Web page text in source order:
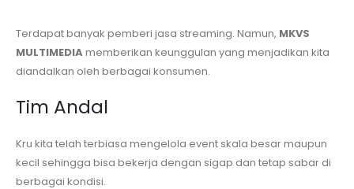
Terdapat banyak pemberi jasa streaming. Namun, MKVS
MULTIMEDIAmemberikan keunggulan yang menjadikan kita
diandalkan oleh berbagai konsumen.
Tim Andal
Kru kita telah terbiasa mengelola event skala besar maupun
kecil sehingga bisa bekerja dengan sigap dan tetap sabar di
berbagai kondisi.